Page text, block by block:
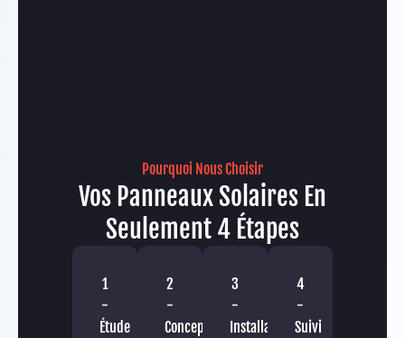
Pourquoi Nous Choisir
Vos Panneaux Solaires En
Seulement 4 Étapes
1
-
Étude
2
-
Conception
3
-
Installation
4
-
Suivi